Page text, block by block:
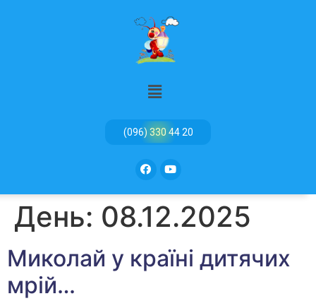
(096) 330 44 20
День: 08.12.2025
Миколай у країні дитячих
мрій…